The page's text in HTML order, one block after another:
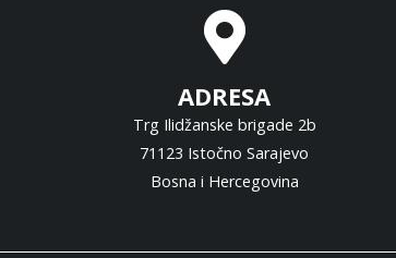
ADRESA
Trg Ilidžanske brigade 2b
71123 Istočno Sarajevo
Bosna i Hercegovina